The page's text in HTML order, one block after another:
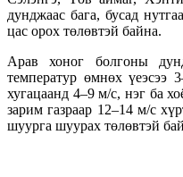
дунджаас бага, бусад
цас орох төлөвтэй байна.
Арав хоног болгоны
температур өмнөх үеэсээ
хугацаанд 4–9 м/с, нэг ба
зарим газраар 12–14 м/с
шуурга шуурах төлөвтэй